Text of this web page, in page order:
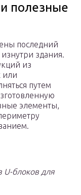
полезные
последний
здания.
из
или
путем
элементы,
U-блоков для